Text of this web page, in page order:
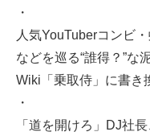
・
人気YouTuberコンビ
などを巡る“誰得？”な
Wiki「乗取侍」に書き
・
「道を開けろ」DJ社